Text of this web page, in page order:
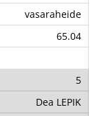
vasaraheide
65.04
5
Dea LEPIK